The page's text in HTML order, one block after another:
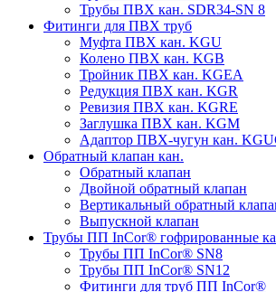
Трубы ПВХ кан. SDR34-SN 8
Фитинги для ПВХ труб
Муфта ПВХ кан. KGU
Колено ПВХ кан. KGB
Тройник ПВХ кан. KGEA
Редукция ПВХ кан. KGR
Ревизия ПВХ кан. KGRE
Заглушка ПВХ кан. KGM
Адаптор ПВХ-чугун кан.
Обратный клапан кан.
Обратный клапан
Двойной обратный клапан
Вертикальный обратный
Выпускной клапан
Трубы ПП InCor® гофри­рованные
Трубы ПП InCor® SN8
Трубы ПП InCor® SN12
Фитинги для труб ПП InCor®